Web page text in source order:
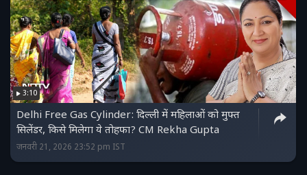
3:10
Delhi Free Gas Cylinder: दिल्ली में महिलाओं को मुफ्त
सिलेंडर, किसे मिलेगा ये तोहफा? CM Rekha Gupta
जनवरी 21, 2026 23:52 pm IST